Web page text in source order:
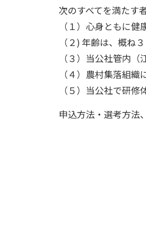
次のすべてを満たす
（１）心身ともに
（２) 年齢は、概ね
（３）当公社管内
（４）農村集落組
（５）当公社で研
申込方法・選考方法